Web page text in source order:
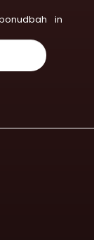
ponudbah in